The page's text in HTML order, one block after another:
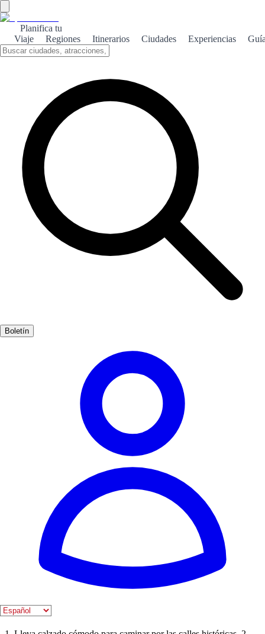
Planifica tu
Viaje
Regiones Itinerarios Ciudades Experiencias
Boletín
Descubre la rica historia de Cabra, un lugar donde la cultura y la
tradición se entrelazan en cada rincón.
Sobre el tema
Cabra, situada en la provincia de Córdoba, es un tesoro histórico
que ha sido testigo de diversas civilizaciones a lo largo de los siglos.
Desde los romanos hasta los árabes, cada cultura ha dejado su huella
en esta encantadora localidad. Uno de los principales atractivos de
Cabra es su impresionante patrimonio arquitectónico, que incluye la
iglesia de Nuestra Señora de la Asunción y el antiguo castillo.
Pasear por sus calles empedradas es como viajar en el tiempo, donde
cada edificio cuenta una historia fascinante. Además de su historia,
Cabra ofrece una rica tradición gastronómica. No te pierdas la
famosos embutidos de la región, que reflejan la esencia de la cultura
3-7 díasMedio FácilApto
Exterior
La mejor época para visitar Cabra es durante la primavera y el
verano, cuando el clima es cálido y hay numerosas festividades. Los
meses de abril a septiembre son ideales para explorar al aire libre.
Dónde vivirlo
En Cabra, España, puedes experimentar la rica historia a través de
sus monumentos, iglesias y museos. La ciudad ofrece una mezcla de
cultura andaluza y patrimonio histórico que se puede disfrutar a pie.
Consejos prácticos